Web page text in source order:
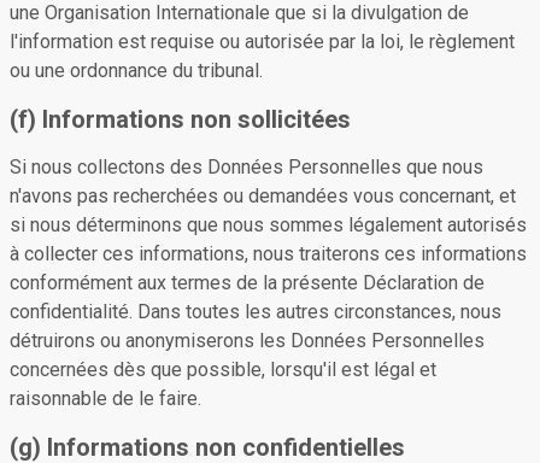
une Organisation Internationale que si la divulgation de
l'information est requise ou autorisée par la loi, le règlement
ou une ordonnance du tribunal.
(f) Informations non sollicitées
Si nous collectons des Données Personnelles que nous
n'avons pas recherchées ou demandées vous concernant, et
si nous déterminons que nous sommes légalement autorisés
à collecter ces informations, nous traiterons ces informations
conformément aux termes de la présente Déclaration de
confidentialité. Dans toutes les autres circonstances, nous
détruirons ou anonymiserons les Données Personnelles
concernées dès que possible, lorsqu'il est légal et
raisonnable de le faire.
(g) Informations non confidentielles